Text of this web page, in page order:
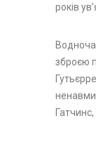
років
зброєю